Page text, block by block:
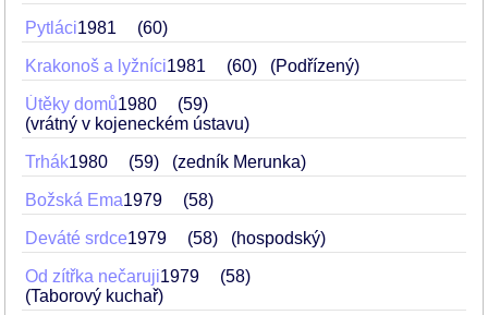
Pytláci1981 60
Krakonoš a lyžníci1981 60 (Podřízený)
Útěky domů1980
59
(vrátný v kojeneckém ústavu)
Trhák1980 59 (zedník Merunka)
Božská Ema1979 58
Deváté srdce1979 58 (hospodský)
Od zítřka nečaruji1979
58
(Taborový kuchař)